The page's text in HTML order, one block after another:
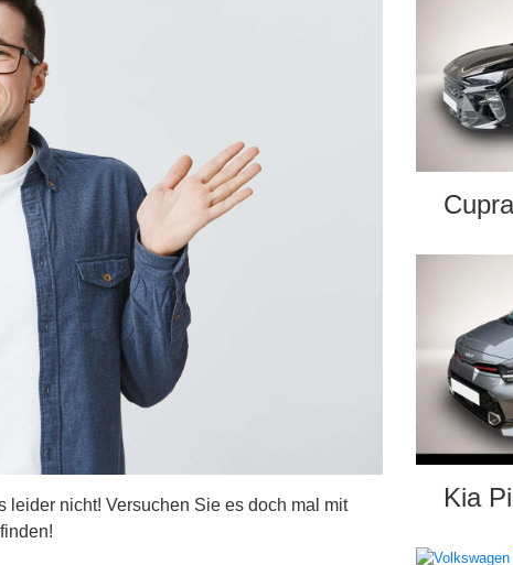
leider nicht! Versuchen Sie es doch mal mit
Kia